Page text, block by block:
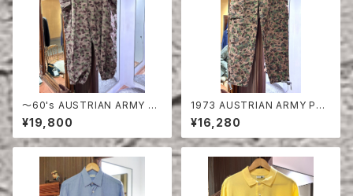
〜60's AUSTRIAN ARMY PE
A DOT CAMO FIERD PANT
S
¥19,800
1973 AUSTRIAN ARMY PEA
DOT CAMO FIERD PANTS
¥16,280